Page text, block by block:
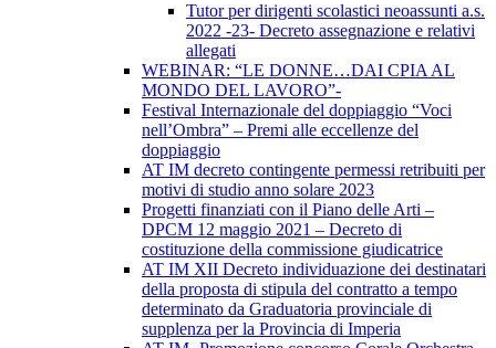
Tutor per dirigenti scolastici neoassunti a.s.
2022 -23- Decreto assegnazione e relativi
allegati
WEBINAR: “LE DONNE…DAI CPIA AL
MONDO DEL LAVORO”-
Festival Internazionale del doppiaggio “Voci
nell’Ombra” – Premi alle eccellenze del
doppiaggio
AT IM decreto contingente permessi retribuiti per
motivi di studio anno solare 2023
Progetti finanziati con il Piano delle Arti –
DPCM 12 maggio 2021 – Decreto di
costituzione della commissione giudicatrice
AT IM XII Decreto individuazione dei destinatari
della proposta di stipula del contratto a tempo
determinato da Graduatoria provinciale di
supplenza per la Provincia di Imperia